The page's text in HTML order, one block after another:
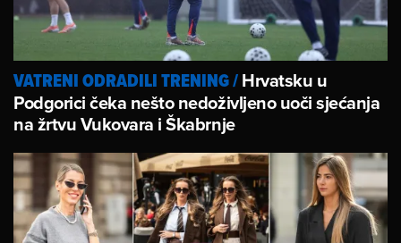
VATRENI ODRADILI TRENING/Hrvatsku u
Podgorici čeka nešto nedoživljeno uoči sjećanja
na žrtvu Vukovara i Škabrnje